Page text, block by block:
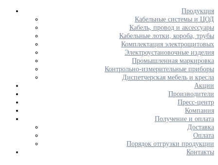
Продукция
Кабельные системы и ЦОД
Кабель, провод и аксессуары
Кабельные лотки, короба, трубы
Комплектация электрощитовых
Электроустановочные изделия
Промышленная маркировка
Контрольно-измерительные приборы
Диспетчерская мебель и кресла
Акции
Производители
Пресс-центр
Компания
Получение и оплата
Доставка
Оплата
Порядок отгрузки продукции
Контакты